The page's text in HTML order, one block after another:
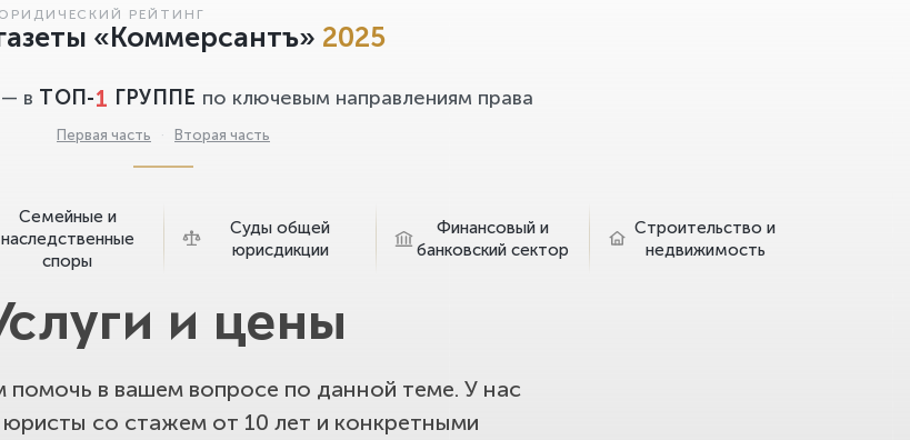
РЕЙТИНГ
«Коммерсантъ» 2025
в ТОП-1 ГРУППЕ по ключевым направлениям права
Первая часть · Вторая часть
Семейные и
наследственные
споры
Суды общей
юрисдикции
Финансовый и
банковский сектор
Строительство и
недвижимость
и цены
в вашем вопросе по данной теме. У нас
со стажем от 10 лет и конкретными